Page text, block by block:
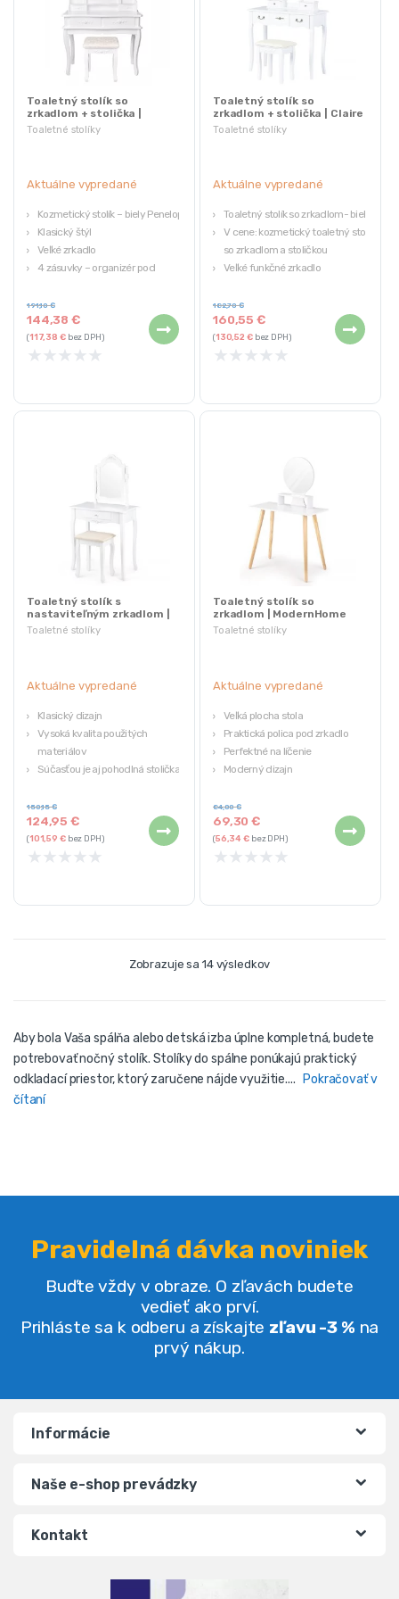
Toaletné stolíky
Toaletný stolík so
zrkadlom + stolička |
Penelope
Aktuálne vypredané
Kozmetický stolík – biely Penelope
Klasický štýl
Veľké zrkadlo
4 zásuvky – organizér pod
Pohodlná a kvalitne spracovaná
stolička
144,38€
191,10€
(117,38 €bez DPH)
★ ★ ★ ★ ★
Toaletné stolíky
Toaletný stolík so
zrkadlom + stolička | Claire
Aktuálne vypredané
Toaletný stolík so zrkadlom- biela
V cene: kozmetický toaletný stolík
so zrkadlom a stoličkou
Veľké funkčné zrkadlo
Konštrukcia je vyrobená z
borovice a MDF
160,55€
182,70€
(130,52 €bez DPH)
★ ★ ★ ★ ★
Toaletné stolíky
Toaletný stolík s
nastaviteľným zrkadlom |
+ stolička
Aktuálne vypredané
Klasický dizajn
Vysoká kvalita použitých
materiálov
Súčasťou je aj pohodlná stolička
Farba: biela
124,95€
150,15€
(101,59 €bez DPH)
★ ★ ★ ★ ★
Toaletné stolíky
Toaletný stolík so
zrkadlom | ModernHome
Aktuálne vypredané
Veľká plocha stola
Praktická polica pod zrkadlo
Perfektné na líčenie
Moderný dizajn
materiálov
69,30€
84,00€
(56,34€bez DPH)
★ ★ ★ ★ ★
Zobrazuje sa 14 výsledkov
Aby bola Vaša spálňa alebo detská izba úplne kompletná, budete
potrebovať nočný stolík. Stolíky do spálne ponúkajú praktický
odkladací priestor, ktorý zaručene nájde využitie....
Pokračovať v
čítaní
Pravidelná dávka noviniek
Buďte vždy v obraze. O zľavách budete
vedieť ako prví.
Prihláste sa k odberu a získajte zľavu -3 % na
prvý nákup.
Informácie
Naše e-shop prevádzky
Kontakt